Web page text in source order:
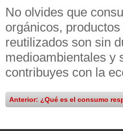
No olvides que
orgánicos,
reutilizados son sin
medioambientales y
contribuyes con la
Anterior: ¿Qué es el consumo